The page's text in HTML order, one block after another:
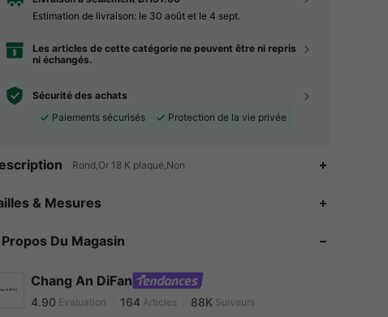
Estimation de livraison: le 30 août et le 4 sept.
Les articles de cette catégorie ne peuvent être ni repris
ni échangés.
Sécurité des achats
Paiements sécurisés
Protection de la vie privée
Rond,Or 18 K plaqué,Non
& Mesures
Du Magasin
Chang An DiFan
4.90 Evaluation 164 Articles 88K Suiveurs
9***1a suiviIl y a 7 heures